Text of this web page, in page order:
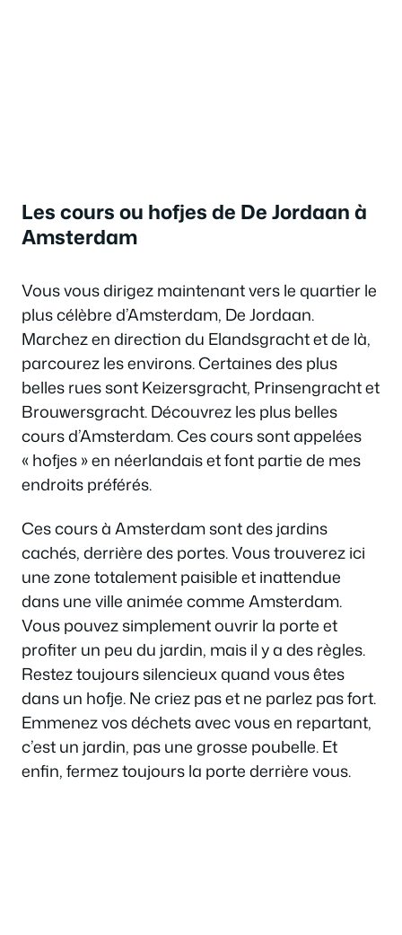
Les cours ou hofjes de De Jordaan à
Amsterdam
Vous vous dirigez maintenant vers le quartier le
plus célèbre d’Amsterdam, De Jordaan.
Marchez en direction du Elandsgracht et de là,
parcourez les environs. Certaines des plus
belles rues sont Keizersgracht, Prinsengracht et
Brouwersgracht. Découvrez les plus belles
cours d’Amsterdam. Ces cours sont appelées
« hofjes » en néerlandais et font partie de mes
endroits préférés.
Ces cours à Amsterdam sont des jardins
cachés, derrière des portes. Vous trouverez ici
une zone totalement paisible et inattendue
dans une ville animée comme Amsterdam.
Vous pouvez simplement ouvrir la porte et
profiter un peu du jardin, mais il y a des règles.
Restez toujours silencieux quand vous êtes
dans un hofje. Ne criez pas et ne parlez pas fort.
Emmenez vos déchets avec vous en repartant,
c’est un jardin, pas une grosse poubelle. Et
enfin, fermez toujours la porte derrière vous.